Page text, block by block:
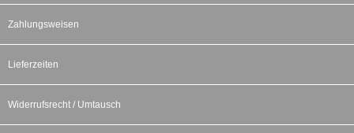
Zahlungsweisen
Lieferzeiten
Widerrufsrecht / Umtausch